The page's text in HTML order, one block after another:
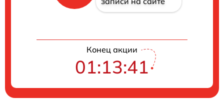
Конец акции
01:13:40